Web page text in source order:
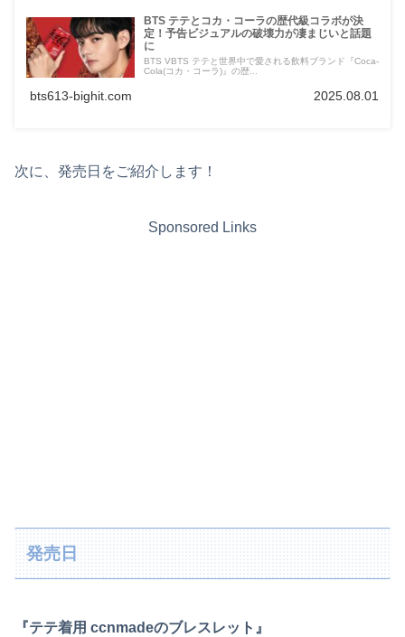
BTS テテとコカ・コーラの歴代級コラボが決
定！予告ビジュアルの破壊力が凄まじいと話題
に
BTS VBTS テテと世界中で愛される飲料ブランド『Coca-
Cola(コカ・コーラ)』の歴...
bts613-bighit.com 2025.08.01
次に、発売日をご紹介します！
Sponsored Links
発売日
『テテ着用 ccnmadeのブレスレット』